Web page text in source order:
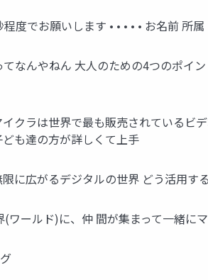
度でお願いします • • • • • お名前
てなんやねん 大人のための4つのポ
クラは世界で最も販売されているビ
も達の方が詳しくて上手
に広がるデジタルの世界 どう活用す
(ワールド)に、仲 間が集まって一緒に